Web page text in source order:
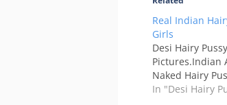
Real Indian
Girls
Desi Hairy Pussy
Pictures.Indian
Naked Hairy
In "Desi Hairy